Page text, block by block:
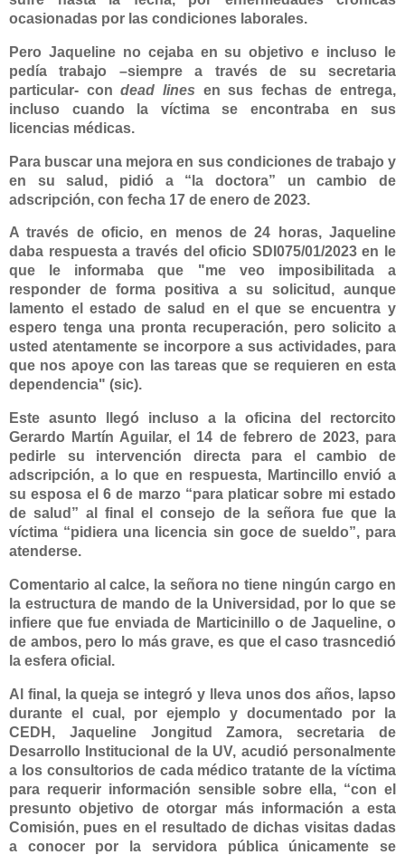
ocasionadas por las condiciones laborales.
Pero Jaqueline no cejaba en su objetivo e incluso le
pedía trabajo –siempre a través de su secretaria
particular- condead lines en sus fechas de entrega,
incluso cuando la víctima se encontraba en sus
licencias médicas.
Para buscar una mejora en sus condiciones de trabajo y
en su salud, pidió a “la doctora” un cambio de
adscripción, con fecha 17 de enero de 2023.
A través de oficio, en menos de 24 horas, Jaqueline
daba respuesta a través del oficio SDI075/01/2023 en le
que le informaba que "me veo imposibilitada a
responder de forma positiva a su solicitud, aunque
lamento el estado de salud en el que se encuentra y
espero tenga una pronta recuperación, pero solicito a
usted atentamente se incorpore a sus actividades, para
que nos apoye con las tareas que se requieren en esta
dependencia" (sic).
Este asunto llegó incluso a la oficina del rectorcito
Gerardo Martín Aguilar, el 14 de febrero de 2023, para
pedirle su intervención directa para el cambio de
adscripción, a lo que en respuesta, Martincillo envió a
su esposa el 6 de marzo “para platicar sobre mi estado
de salud” al final el consejo de la señora fue que la
víctima “pidiera una licencia sin goce de sueldo”, para
atenderse.
Comentario al calce, la señora no tiene ningún cargo en
la estructura de mando de la Universidad, por lo que se
infiere que fue enviada de Marticinillo o de Jaqueline, o
de ambos, pero lo más grave, es que el caso trasncedió
la esfera oficial.
Al final, la queja se integró y lleva unos dos años, lapso
durante el cual, por ejemplo y documentado por la
CEDH, Jaqueline Jongitud Zamora, secretaria de
Desarrollo Institucional de la UV, acudió personalmente
a los consultorios de cada médico tratante de la víctima
para requerir información sensible sobre ella, “con el
presunto objetivo de otorgar más información a esta
Comisión, pues en el resultado de dichas visitas dadas
a conocer por la servidora pública únicamente se